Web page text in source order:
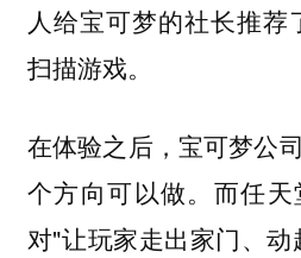
人给宝可梦的社长推荐
扫描游戏。
在体验之后，宝可梦公
个方向可以做。而任
对"让玩家走出家门、